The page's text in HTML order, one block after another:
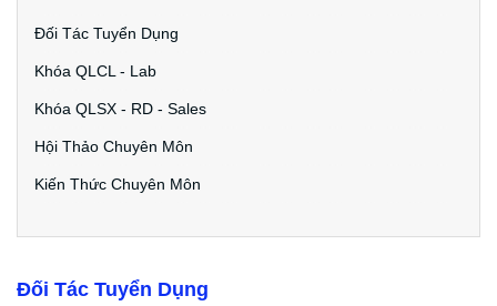
Đối Tác Tuyển Dụng
Khóa QLCL - Lab
Khóa QLSX - RD - Sales
Hội Thảo Chuyên Môn
Kiến Thức Chuyên Môn
Đối Tác Tuyển Dụng